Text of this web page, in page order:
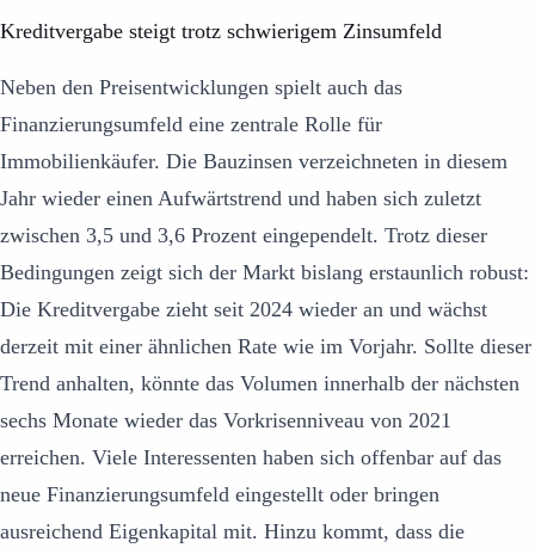
Kreditvergabe steigt trotz schwierigem Zinsumfeld
Neben den Preisentwicklungen spielt auch das
Finanzierungsumfeld eine zentrale Rolle für
Immobilienkäufer. Die Bauzinsen verzeichneten in diesem
Jahr wieder einen Aufwärtstrend und haben sich zuletzt
zwischen 3,5 und 3,6 Prozent eingependelt. Trotz dieser
Bedingungen zeigt sich der Markt bislang erstaunlich robust:
Die Kreditvergabe zieht seit 2024 wieder an und wächst
derzeit mit einer ähnlichen Rate wie im Vorjahr. Sollte dieser
Trend anhalten, könnte das Volumen innerhalb der nächsten
sechs Monate wieder das Vorkrisenniveau von 2021
erreichen. Viele Interessenten haben sich offenbar auf das
neue Finanzierungsumfeld eingestellt oder bringen
ausreichend Eigenkapital mit. Hinzu kommt, dass die